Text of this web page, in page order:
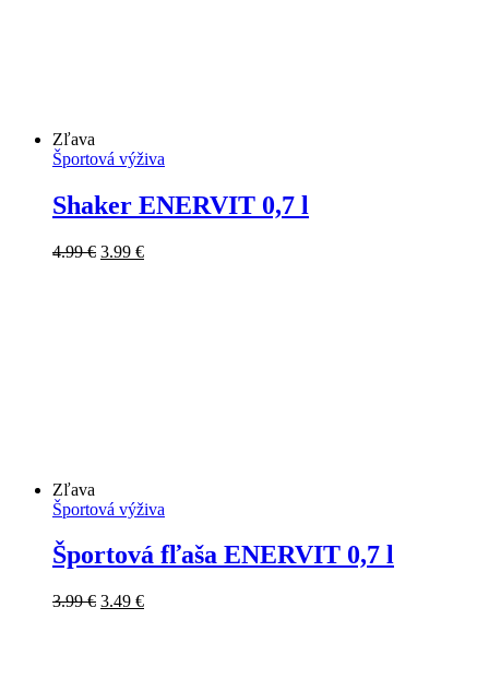
Zľava
Športová výživa
Shaker ENERVIT 0,7 l
4.99€ Pôvodná
3.99 €Aktuálna
Zľava
Športová výživa
Športová fľaša ENERVIT 0,7 l
3.99€ Pôvodná
3.49 €Aktuálna